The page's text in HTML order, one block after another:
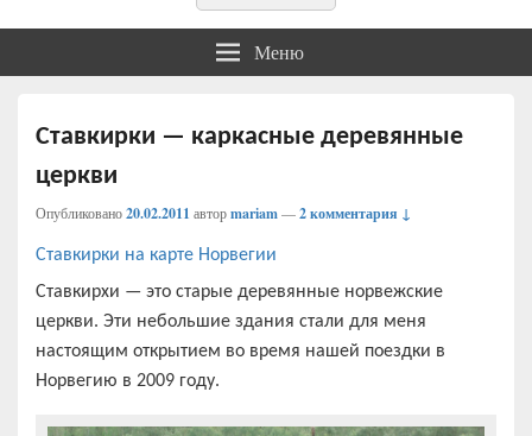
Меню
Ставкирки — каркасные деревянные
церкви
Опубликовано20.02.2011 авторmariam—2 комментария ↓
Ставкирки на карте Норвегии
Ставкирхи — это старые деревянные норвежские
церкви. Эти небольшие здания стали для меня
настоящим открытием во время нашей поездки в
Норвегию в 2009 году.